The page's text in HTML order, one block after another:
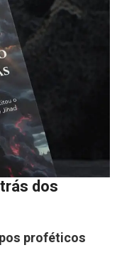
dos
proféticos